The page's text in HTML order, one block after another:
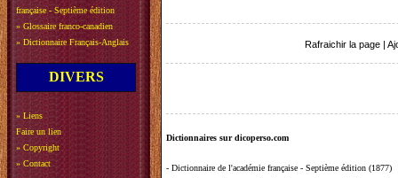
française - Septième édition
» Glossaire franco-canadien
» Dictionnaire Français-Anglais
DIVERS
» Liens
Faire un lien
» Copyright
» Contact
Rafraichir la page
Dictionnaires sur dicoperso.com
- Dictionnaire de l'académie française - Septième édition (1877)